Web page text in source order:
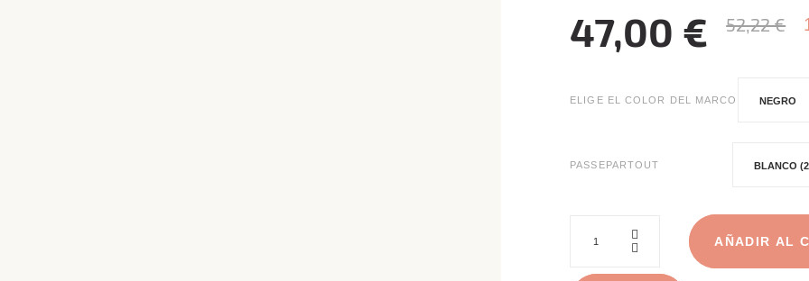
47,00 € 52,22 €
ELIGE EL COLOR DEL MARCO
PASSEPARTOUT
AÑADIR AL